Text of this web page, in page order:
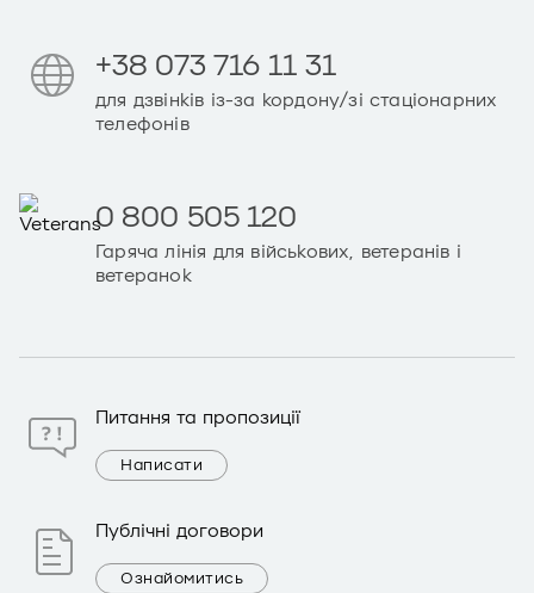
+38 073 716 11 31
для дзвінків із-за кордону/зі стаціонарних
телефонів
0 800 505 120
Гаряча лінія для військових, ветеранів і
ветеранок
Питання та пропозиції
Написати
Публічні договори
Ознайомитись